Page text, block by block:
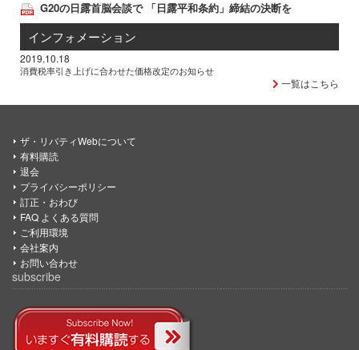
G20の日露首脳会談で 「日露平和条約」締結の決断を
インフォメーション
2019.10.18
消費税率引き上げに合わせた価格改定のお知らせ
一覧はこちら
ザ・リバティWebについて
有料購読
退会
プライバシーポリシー
訂正・おわび
FAQ よくある質問
ご利用環境
会社案内
お問い合わせ
subscribe